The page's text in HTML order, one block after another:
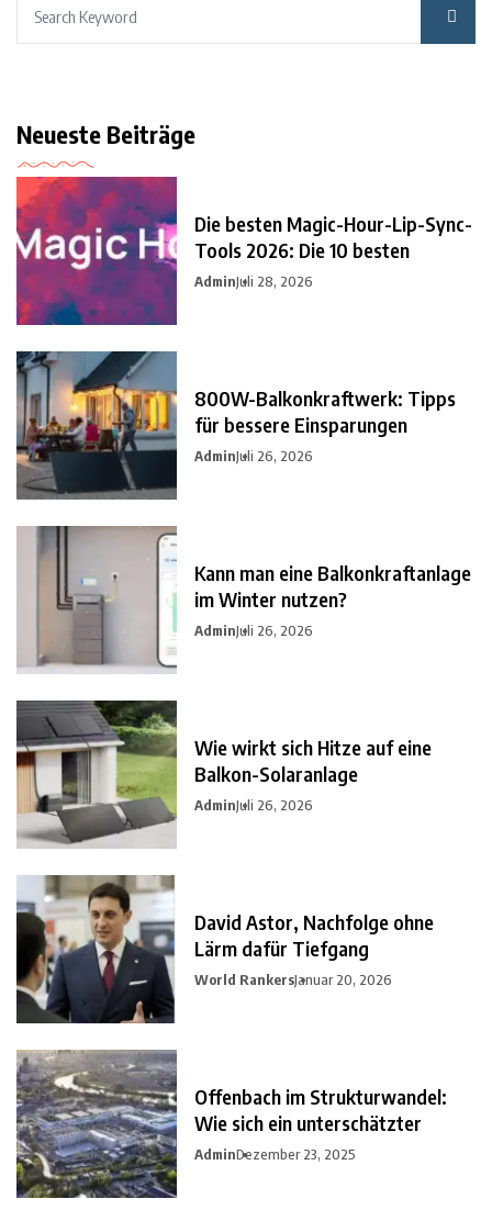
Neueste Beiträge
Die besten Magic-Hour-Lip-Sync-
Tools 2026: Die 10 besten
AdminJuli 28, 2026
800W-Balkonkraftwerk: Tipps
für bessere Einsparungen
AdminJuli 26, 2026
Kann man eine Balkonkraftanlage
im Winter nutzen?
AdminJuli 26, 2026
Wie wirkt sich Hitze auf eine
Balkon-Solaranlage
AdminJuli 26, 2026
David Astor, Nachfolge ohne
Lärm dafür Tiefgang
World RankersJanuar 20, 2026
Offenbach im Strukturwandel:
Wie sich ein unterschätzter
AdminDezember 23, 2025